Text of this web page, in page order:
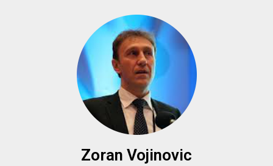
Zoran Vojinovic